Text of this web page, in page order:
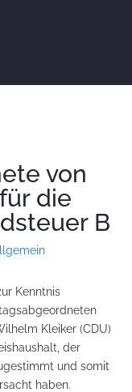
von
die
B
Kenntnis
Kleiker (CDU)
der
und somit
haben.